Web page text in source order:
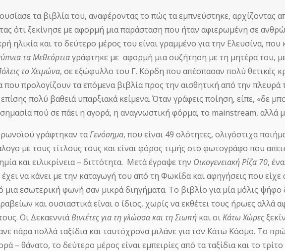
τα βιβλία του, αναφέροντας το πώς τα εμπνεύστηκε, αρχίζοντας
ότι ξεκίνησε με αφορμή μια παράσταση που ήταν αφιερωμένη σε
ηλικία και το δεύτερο μέρος του είναι γραμμένο για την Ελευσίνα,
τα Μεθεόρτιαγράφτηκε με αφορμή μια συζήτηση με τη μητέρα του,
το Χειμώνα, σε εξώφυλλο του Γ. Κόρδη που απέσπασαν πολύ θετικές
που προλογίζουν τα επόμενα βιβλία προς την αισθητική από την
πολύ βαθειά υπαρξιακά κείμενα. Όταν γράφεις ποίηση, είπε, «δε
σημασία πού σε πάει η αγορά, η αναγνωστική φόρμα, το mainstream, αλλά
γράφτηκαν ταΓενόσημα, που είναι 49 ολότητες, ολιγόστιχα
με τους τίτλους τους και είναι φόρος τιμής στο φωτογράφο που
και ειλικρίνεια – διττότητα. Μετά έγραψε την Οικογενειακή Ρίζα 70,
να κάνει με την καταγωγή του από τη Φωκίδα και αφηγήσεις που είχε
μια εσωτερική φωνή σαν μικρά διηγήματα. Το βιβλίο για μία μόλις
και ουσιαστικά είναι ο ίδιος, χωρίς να εκθέτει τους ήρωες αλλά
Οι ΔεκαεννιάΒινιέτες για τη γλώσσα και τη Σιωπή και οιΚάτω Χώρες
πάρα πολλά ταξίδια και ταυτόχρονα μιλάνε για τον Κάτω Κόσμο. Το
– θάνατο, το δεύτερο μέρος είναι εμπειρίες από τα ταξίδια και το